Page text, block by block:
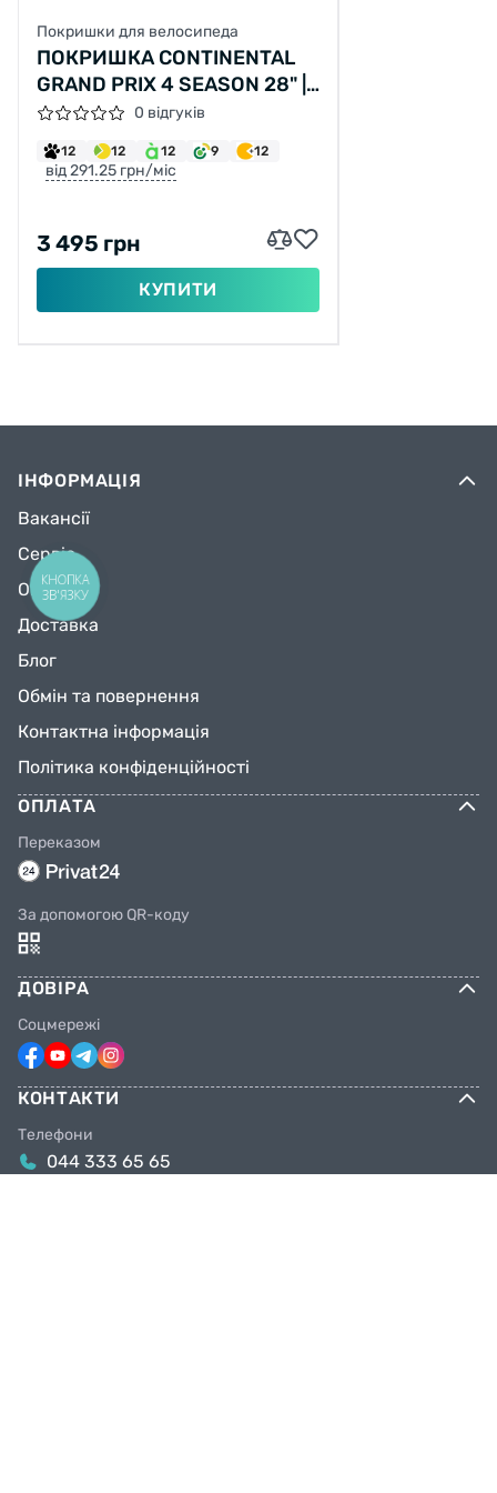
Покришки для велосипеда
ПОКРИШКА CONTINENTAL
GRAND PRIX 4 SEASON 28" |
700 X 23C ЧОРНА,
СКЛАДАНА, SKIN
BLACKEDITION
0 відгуків
12 12 12 9 12
від 291.25 грн/міс
3 495 грн
КУПИТИ
ІНФОРМАЦІЯ
Вакансії
Сервіс
Оплата
Доставка
Блог
Обмін та повернення
Контактна інформація
Політика конфіденційності
ОПЛАТА
Переказом
За допомогою QR-коду
ДОВІРА
Соцмережі
КОНТАКТИ
Телефони
044 333 65 65
КНОПКА
ЗВ'ЯЗКУ